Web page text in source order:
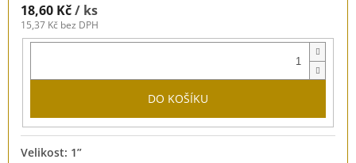
18,60 Kč/ ks
15,37 Kč bez DPH
DO KOŠÍKU
Velikost: 1”